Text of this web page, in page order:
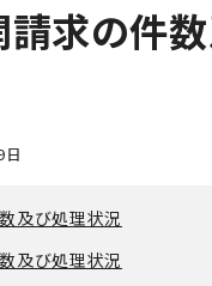
求の件
及び処理状況
及び処理状況